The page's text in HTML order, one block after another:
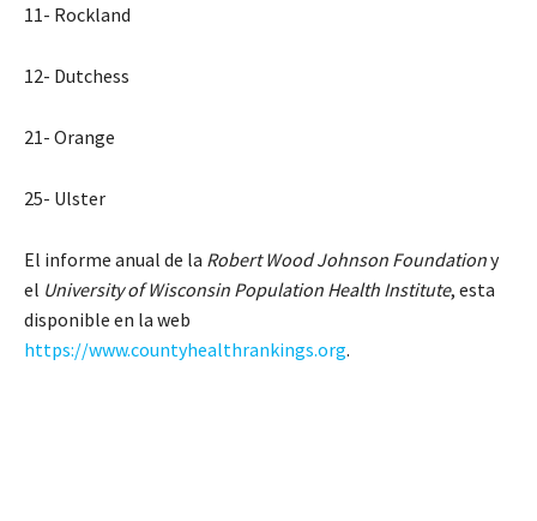
11- Rockland
12- Dutchess
21- Orange
25- Ulster
El informe anual de la Robert Wood Johnson Foundationy
el University of Wisconsin Population Health Institute, esta
disponible en la web
https://www.countyhealthrankings.org.